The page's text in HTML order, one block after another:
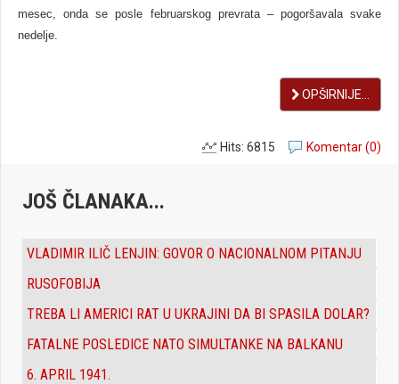
mesec, onda se posle februarskog prevrata – pogoršavala svake
nedelje.
OPŠIRNIJE...
Komentar (0)
Hits: 6815
JOŠ ČLANAKA...
VLADIMIR ILIČ LENJIN: GOVOR O NACIONALNOM PITANJU
RUSOFOBIJA
TREBA LI AMERICI RAT U UKRAJINI DA BI SPASILA DOLAR?
FATALNE POSLEDICE NATO SIMULTANKE NA BALKANU
6. APRIL 1941.